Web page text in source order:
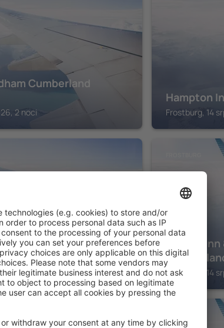
Cumberland
2 noci
Hampton
Frostburg, 14
LaVale -
2 noci
Quality
Frostburg, 14